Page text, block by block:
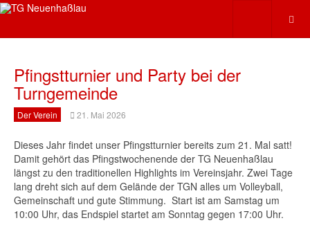
Pfingstturnier und Party bei der
Turngemeinde
Der Verein 21. Mai 2026
Dieses Jahr findet unser Pfingstturnier bereits zum 21. Mal satt!
Damit gehört das Pfingstwochenende der TG Neuenhaßlau
längst zu den traditionellen Highlights im Vereinsjahr. Zwei Tage
lang dreht sich auf dem Gelände der TGN alles um Volleyball,
Gemeinschaft und gute Stimmung. Start ist am Samstag um
10:00 Uhr, das Endspiel startet am Sonntag gegen 17:00 Uhr.